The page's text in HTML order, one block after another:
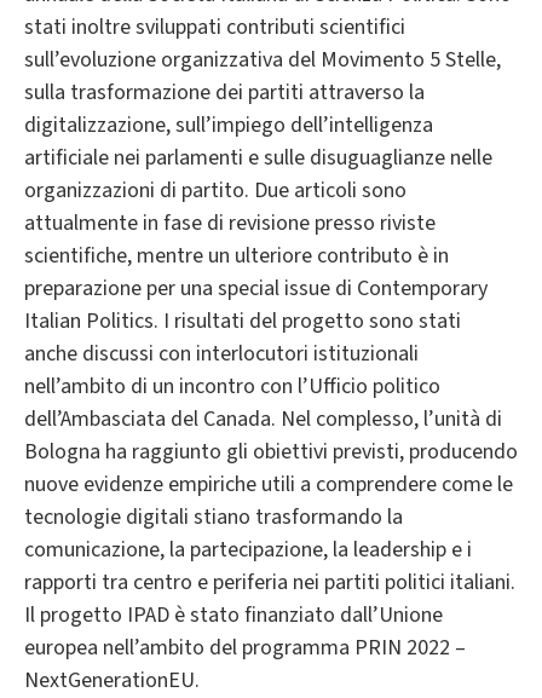
stati inoltre sviluppati contributi scientifici
sull’evoluzione organizzativa del Movimento 5 Stelle,
sulla trasformazione dei partiti attraverso la
digitalizzazione, sull’impiego dell’intelligenza
artificiale nei parlamenti e sulle disuguaglianze nelle
organizzazioni di partito. Due articoli sono
attualmente in fase di revisione presso riviste
scientifiche, mentre un ulteriore contributo è in
preparazione per una special issue di Contemporary
Italian Politics. I risultati del progetto sono stati
anche discussi con interlocutori istituzionali
nell’ambito di un incontro con l’Ufficio politico
dell’Ambasciata del Canada. Nel complesso, l’unità di
Bologna ha raggiunto gli obiettivi previsti, producendo
nuove evidenze empiriche utili a comprendere come le
tecnologie digitali stiano trasformando la
comunicazione, la partecipazione, la leadership e i
rapporti tra centro e periferia nei partiti politici italiani.
Il progetto IPAD è stato finanziato dall’Unione
europea nell’ambito del programma PRIN 2022 –
NextGenerationEU.